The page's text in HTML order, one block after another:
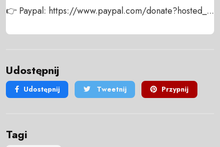
👉 Paypal: https://www.paypal.com/donate?hosted_...
Udostępnij
Udostępnij Tweetnij Przypnij
Tagi